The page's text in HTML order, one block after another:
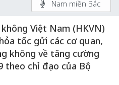
Nam miền Bắc
Việt Nam (HKVN)
tốc gửi các cơ quan,
không về tăng cường
theo chỉ đạo của Bộ